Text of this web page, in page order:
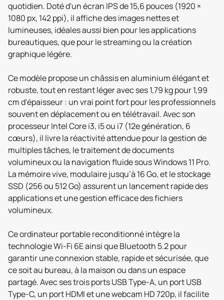
quotidien. Doté d'un écran IPS de 15,6 pouces (1920 ×
1080 px, 142 ppi), il affiche des images nettes et
lumineuses, idéales aussi bien pour les applications
bureautiques, que pour le streaming ou la création
graphique légère.
Ce modèle propose un châssis en aluminium élégant et
robuste, tout en restant léger avec ses 1,79 kg pour 1,99
cm d'épaisseur : un vrai point fort pour les professionnels
souvent en déplacement ou en télétravail. Avec son
processeur Intel Core i3, i5 ou i7 (12e génération, 6
cœurs), il livre la réactivité attendue pour la gestion de
multiples tâches, le traitement de documents
volumineux ou la navigation fluide sous Windows 11 Pro.
La mémoire vive, modulaire jusqu’à 16 Go, et le stockage
SSD (256 ou 512 Go) assurent un lancement rapide des
applications et une gestion efficace des fichiers
volumineux.
Ce ordinateur portable reconditionné intègre la
technologie Wi‑Fi 6E ainsi que Bluetooth 5.2 pour
garantir une connexion stable, rapide et sécurisée, que
ce soit au bureau, à la maison ou dans un espace
partagé. Avec ses trois ports USB Type-A, un port USB
Type-C, un port HDMI et une webcam HD 720p, il facilite